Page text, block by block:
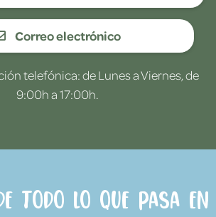
Correo electrónico
telefónica: de Lunes a Viernes, de
9:00h a 17:00h.
todo lo que pasa en